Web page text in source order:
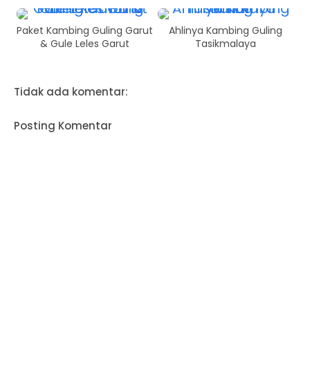
Paket Kambing Guling Garut
& Gule Leles Garut
Ahlinya Kambing Guling
Tasikmalaya
Tidak ada komentar:
Posting Komentar